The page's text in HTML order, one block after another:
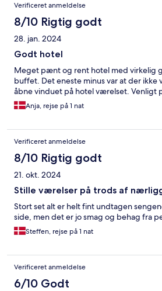
Verificeret anmeldelse
8/10 Rigtig godt
28. jan. 2024
Godt hotel
Meget pænt og rent hotel med virkelig
buffet. Det eneste minus var at der ikke
åbne vinduet på hotel værelset. Venligt
Anja, rejse på 1 nat
Verificeret anmeldelse
8/10 Rigtig godt
21. okt. 2024
Stille værelser på trods af
Stort set alt er helt fint undtagen
side, men det er jo smag og behag fra
Steffen, rejse på 1 nat
Verificeret anmeldelse
6/10 Godt